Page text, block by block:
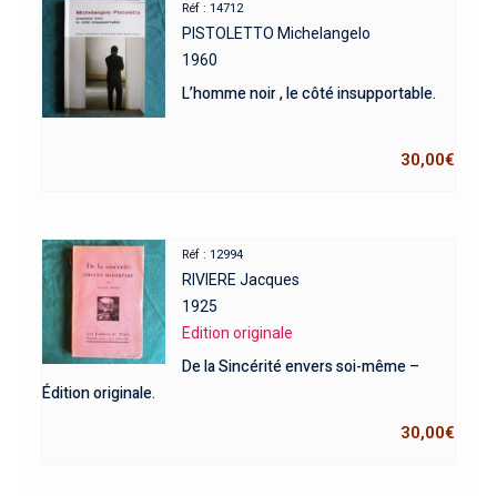
Réf : 14712
PISTOLETTO Michelangelo
1960
L’homme noir , le côté insupportable.
30,00€
Réf : 12994
RIVIERE Jacques
1925
Edition originale
De la Sincérité envers soi-même –
Édition originale.
30,00€